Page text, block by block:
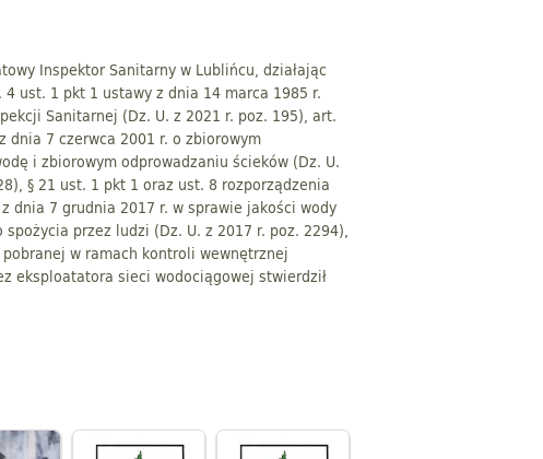
Inspektor Sanitarny w Lublińcu, działając
ust. 1 pkt 1 ustawy z dnia 14 marca 1985 r.
Sanitarnej (Dz. U. z 2021 r. poz. 195), art.
dnia 7 czerwca 2001 r. o zbiorowym
i zbiorowym odprowadzaniu ścieków (Dz. U.
§ 21 ust. 1 pkt 1 oraz ust. 8 rozporządzenia
dnia 7 grudnia 2017 r. w sprawie jakości wody
spożycia przez ludzi (Dz. U. z 2017 r. poz. 2294),
w ramach kontroli wewnętrznej
eksploatatora sieci wodociągowej stwierdził